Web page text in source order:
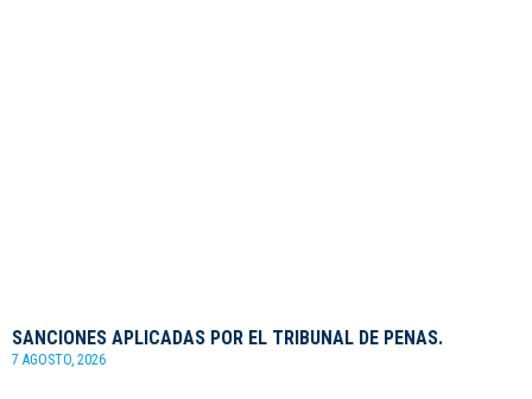
SANCIONES APLICADAS POR EL TRIBUNAL DE PENAS.
7 AGOSTO, 2026